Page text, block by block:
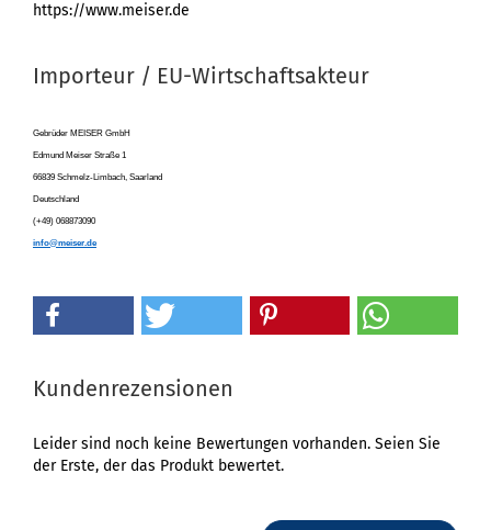
https://www.meiser.de
Importeur / EU-Wirtschaftsakteur
Gebrüder MEISER GmbH
Edmund Meiser Straße 1
66839 Schmelz-Limbach, Saarland
Deutschland
(+49) 068873090
info@meiser.de
Kundenrezensionen
Leider sind noch keine Bewertungen vorhanden. Seien Sie
der Erste, der das Produkt bewertet.